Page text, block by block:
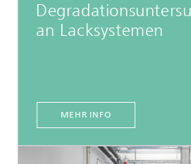
an Lacksystemen
MEHR INFO